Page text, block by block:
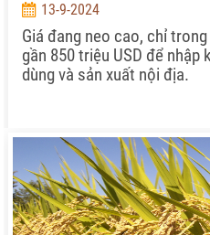
13-9-2024
Giá đang neo cao, chỉ
gần 850 triệu USD để nhập
dùng và sản xuất nội địa.